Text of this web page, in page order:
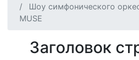
Шоу симфонического
MUSE
Заголовок